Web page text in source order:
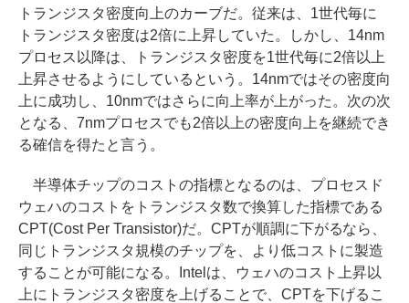
トランジスタ密度向上のカーブだ。従来は、1世代毎に
トランジスタ密度は2倍に上昇していた。しかし、14nm
プロセス以降は、トランジスタ密度を1世代毎に2倍以上
上昇させるようにしているという。14nmではその密度向
上に成功し、10nmではさらに向上率が上がった。次の次
となる、7nmプロセスでも2倍以上の密度向上を継続でき
る確信を得たと言う。
半導体チップのコストの指標となるのは、プロセスド
ウェハのコストをトランジスタ数で換算した指標である
CPT(Cost Per Transistor)だ。CPTが順調に下がるなら、
同じトランジスタ規模のチップを、より低コストに製造
することが可能になる。Intelは、ウェハのコスト上昇以
上にトランジスタ密度を上げることで、CPTを下げるこ